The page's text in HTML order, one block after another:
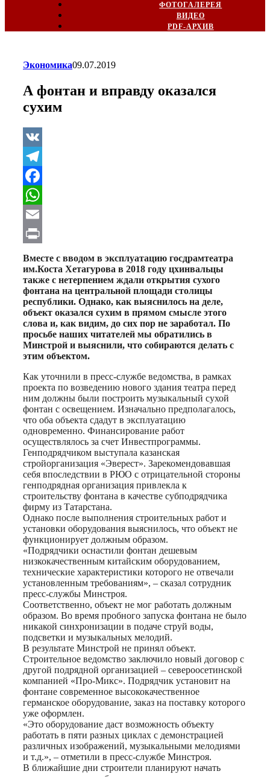
ФОТОГАЛЕРЕЯ
ВИДЕО
PDF-АРХИВ
Экономика09.07.2019
А фонтан и вправду оказался
сухим
VK
Telegram
Facebook
WhatsApp
Email
Print
Вместе с вводом в эксплуатацию госдрамтеатра
им.Коста Хетагурова в 2018 году цхинвальцы
также с нетерпением ждали открытия сухого
фонтана на центральной площади столицы
республики. Однако, как выяснилось на деле,
объект оказался сухим в прямом смысле этого
слова и, как видим, до сих пор не заработал. По
просьбе наших читателей мы обратились в
Минстрой и выяснили, что собираются делать с
этим объектом.
Как уточнили в пресс-службе ведомства, в рамках
проекта по возведению нового здания театра перед
ним должны были построить музыкальный сухой
фонтан с освещением. Изначально предполагалось,
что оба объекта сдадут в эксплуатацию
одновременно. Финансирование работ
осуществлялось за счет Инвестпрограммы.
Генподрядчиком выступала казанская
стройорганизация «Эверест». Зарекомендовавшая
себя впоследствии в РЮО с отрицательной стороны
генподрядная организация привлекла к
строительству фонтана в качестве субподрядчика
фирму из Татарстана.
Однако после выполнения строительных работ и
установки оборудования выяснилось, что объект не
функционирует должным образом.
«Подрядчики оснастили фонтан дешевым
низкокачественным китайским оборудованием,
технические характеристики которого не отвечали
установленным требованиям», – сказал сотрудник
пресс-службы Минстроя.
Соответственно, объект не мог работать должным
образом. Во время пробного запуска фонтана не было
никакой синхронизации в подаче струй воды,
подсветки и музыкальных мелодий.
В результате Минстрой не принял объект.
Строительное ведомство заключило новый договор с
другой подрядной организацией – североосетинской
компанией «Про-Микс». Подрядчик установит на
фонтане современное высококачественное
германское оборудование, заказ на поставку которого
уже оформлен.
«Это оборудование даст возможность объекту
работать в пяти разных циклах с демонстрацией
различных изображений, музыкальными мелодиями
и т.д.», – отметили в пресс-службе Минстроя.
В ближайшие дни строители планируют начать